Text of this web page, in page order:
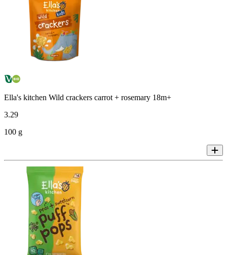
Ella's kitchen Wild crackers carrot + rosemary 18m+
3.29
100 g